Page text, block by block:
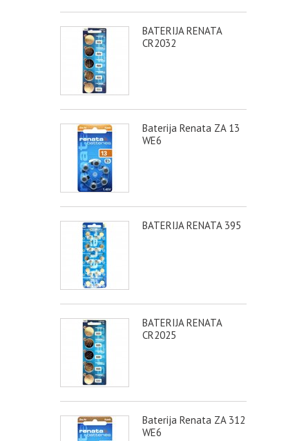
BATERIJA RENATA
CR2032
Baterija Renata ZA 13
WE6
BATERIJA RENATA 395
BATERIJA RENATA
CR2025
Baterija Renata ZA 312
WE6